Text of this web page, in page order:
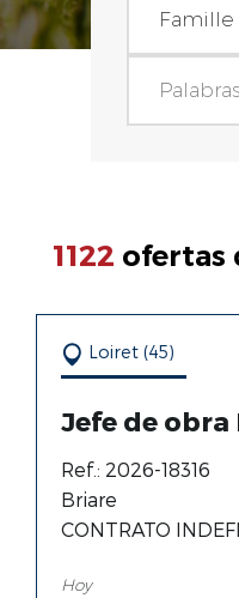
Palabras
1122 ofertas
Loiret (45)
Jefe de obra
Ref.: 2026-18316
Briare
CONTRATO
Hoy